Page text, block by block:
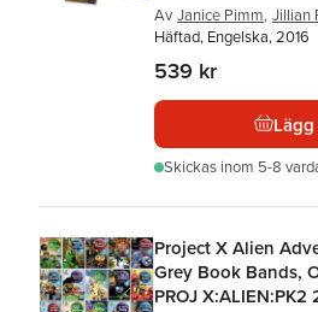
Av Janice Pimm, Jillian
Häftad, Engelska, 2016
539 kr
Skickas inom 5-8
Project X Alien
Grey Book Bands,
PROJ X:ALIEN:PK2